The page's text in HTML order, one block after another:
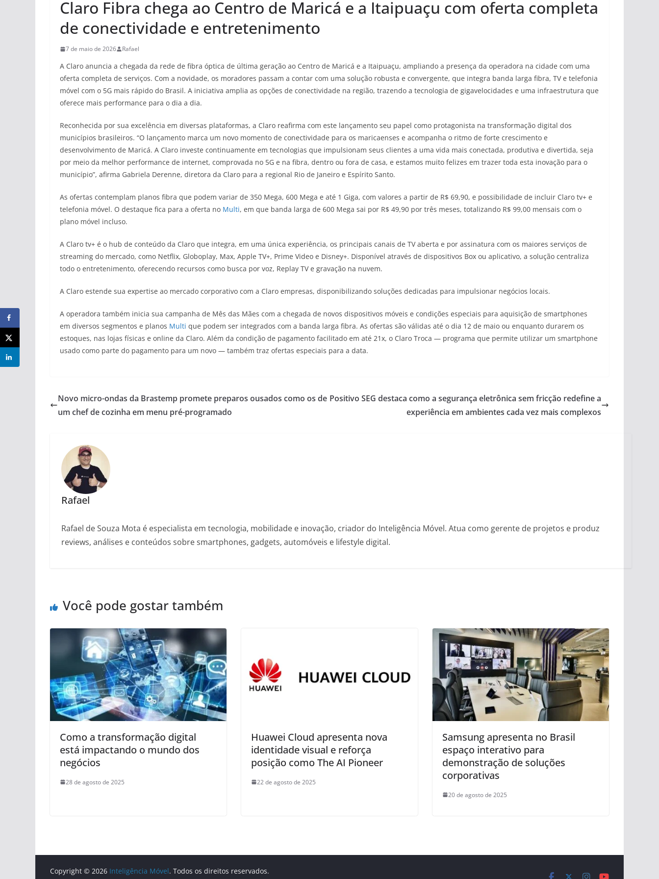
Claro Fibra chega ao Centro de Maricá e a Itaipuaçu com oferta completa
de conectividade e entretenimento
7 de maio de 2026 Rafael
A Claro anuncia a chegada da rede de fibra óptica de última geração ao Centro de Maricá e a Itaipuaçu, ampliando a presença da operadora na cidade com uma
oferta completa de serviços. Com a novidade, os moradores passam a contar com uma solução robusta e convergente, que integra banda larga fibra, TV e telefonia
móvel com o 5G mais rápido do Brasil. A iniciativa amplia as opções de conectividade na região, trazendo a tecnologia de gigavelocidades e uma infraestrutura que
oferece mais performance para o dia a dia.
Reconhecida por sua excelência em diversas plataformas, a Claro reafirma com este lançamento seu papel como protagonista na transformação digital dos
municípios brasileiros. “O lançamento marca um novo momento de conectividade para os maricaenses e acompanha o ritmo de forte crescimento e
desenvolvimento de Maricá. A Claro investe continuamente em tecnologias que impulsionam seus clientes a uma vida mais conectada, produtiva e divertida, seja
por meio da melhor performance de internet, comprovada no 5G e na fibra, dentro ou fora de casa, e estamos muito felizes em trazer toda esta inovação para o
município”, afirma Gabriela Derenne, diretora da Claro para a regional Rio de Janeiro e Espírito Santo.
As ofertas contemplam planos fibra que podem variar de 350 Mega, 600 Mega e até 1 Giga, com valores a partir de R$ 69,90, e possibilidade de incluir Claro tv+ e
telefonia móvel. O destaque fica para a oferta no Multi, em que banda larga de 600 Mega sai por R$ 49,90 por três meses, totalizando R$ 99,00 mensais com o
plano móvel incluso.
A Claro tv+ é o hub de conteúdo da Claro que integra, em uma única experiência, os principais canais de TV aberta e por assinatura com os maiores serviços de
streaming do mercado, como Netflix, Globoplay, Max, Apple TV+, Prime Video e Disney+. Disponível através de dispositivos Box ou aplicativo, a solução centraliza
todo o entretenimento, oferecendo recursos como busca por voz, Replay TV e gravação na nuvem.
A Claro estende sua expertise ao mercado corporativo com a Claro empresas, disponibilizando soluções dedicadas para impulsionar negócios locais.
A operadora também inicia sua campanha de Mês das Mães com a chegada de novos dispositivos móveis e condições especiais para aquisição de smartphones
em diversos segmentos e planos Multi que podem ser integrados com a banda larga fibra. As ofertas são válidas até o dia 12 de maio ou enquanto durarem os
estoques, nas lojas físicas e online da Claro. Além da condição de pagamento facilitado em até 21x, o Claro Troca — programa que permite utilizar um smartphone
usado como parte do pagamento para um novo — também traz ofertas especiais para a data.
Novo micro-ondas da Brastemp promete preparos ousados como os de
um chef de cozinha em menu pré-programado
Positivo SEG destaca como a segurança eletrônica sem fricção redefine a
experiência em ambientes cada vez mais complexos
Rafael
Rafael de Souza Mota é especialista em tecnologia, mobilidade e inovação, criador do Inteligência Móvel. Atua como gerente de projetos e produz
reviews, análises e conteúdos sobre smartphones, gadgets, automóveis e lifestyle digital.
Você pode gostar também
Como a transformação digital
está impactando o mundo dos
negócios
28 de agosto de 2025
Huawei Cloud apresenta nova
identidade visual e reforça
posição como The AI Pioneer
22 de agosto de 2025
Samsung apresenta no Brasil
espaço interativo para
demonstração de soluções
corporativas
20 de agosto de 2025
Copyright © 2026 Inteligência Móvel. Todos os direitos reservados.